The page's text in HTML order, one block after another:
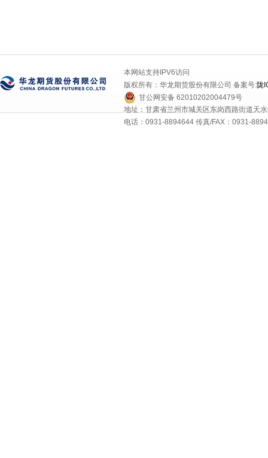
本网站支持IPV6访问
版权所有：华龙期货股份有限公司 备案号:陇
甘公网安备 62010202004479号
地址：甘肃省兰州市城关区东岗西路街道天
电话：0931-8894644 传真/FAX：0931-